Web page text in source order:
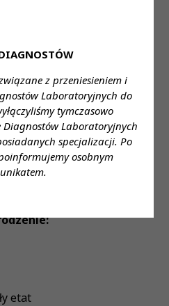
z przeniesieniem i
Laboratoryjnych do
tymczasowo
Diagnostów Laboratoryjnych
specjalizacji. Po
osobnym
etat